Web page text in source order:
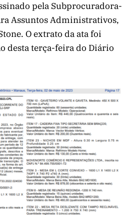
pela Subprocuradora-
Assuntos Administrativos,
O extrato da ata foi
desta terça-feira do Diário